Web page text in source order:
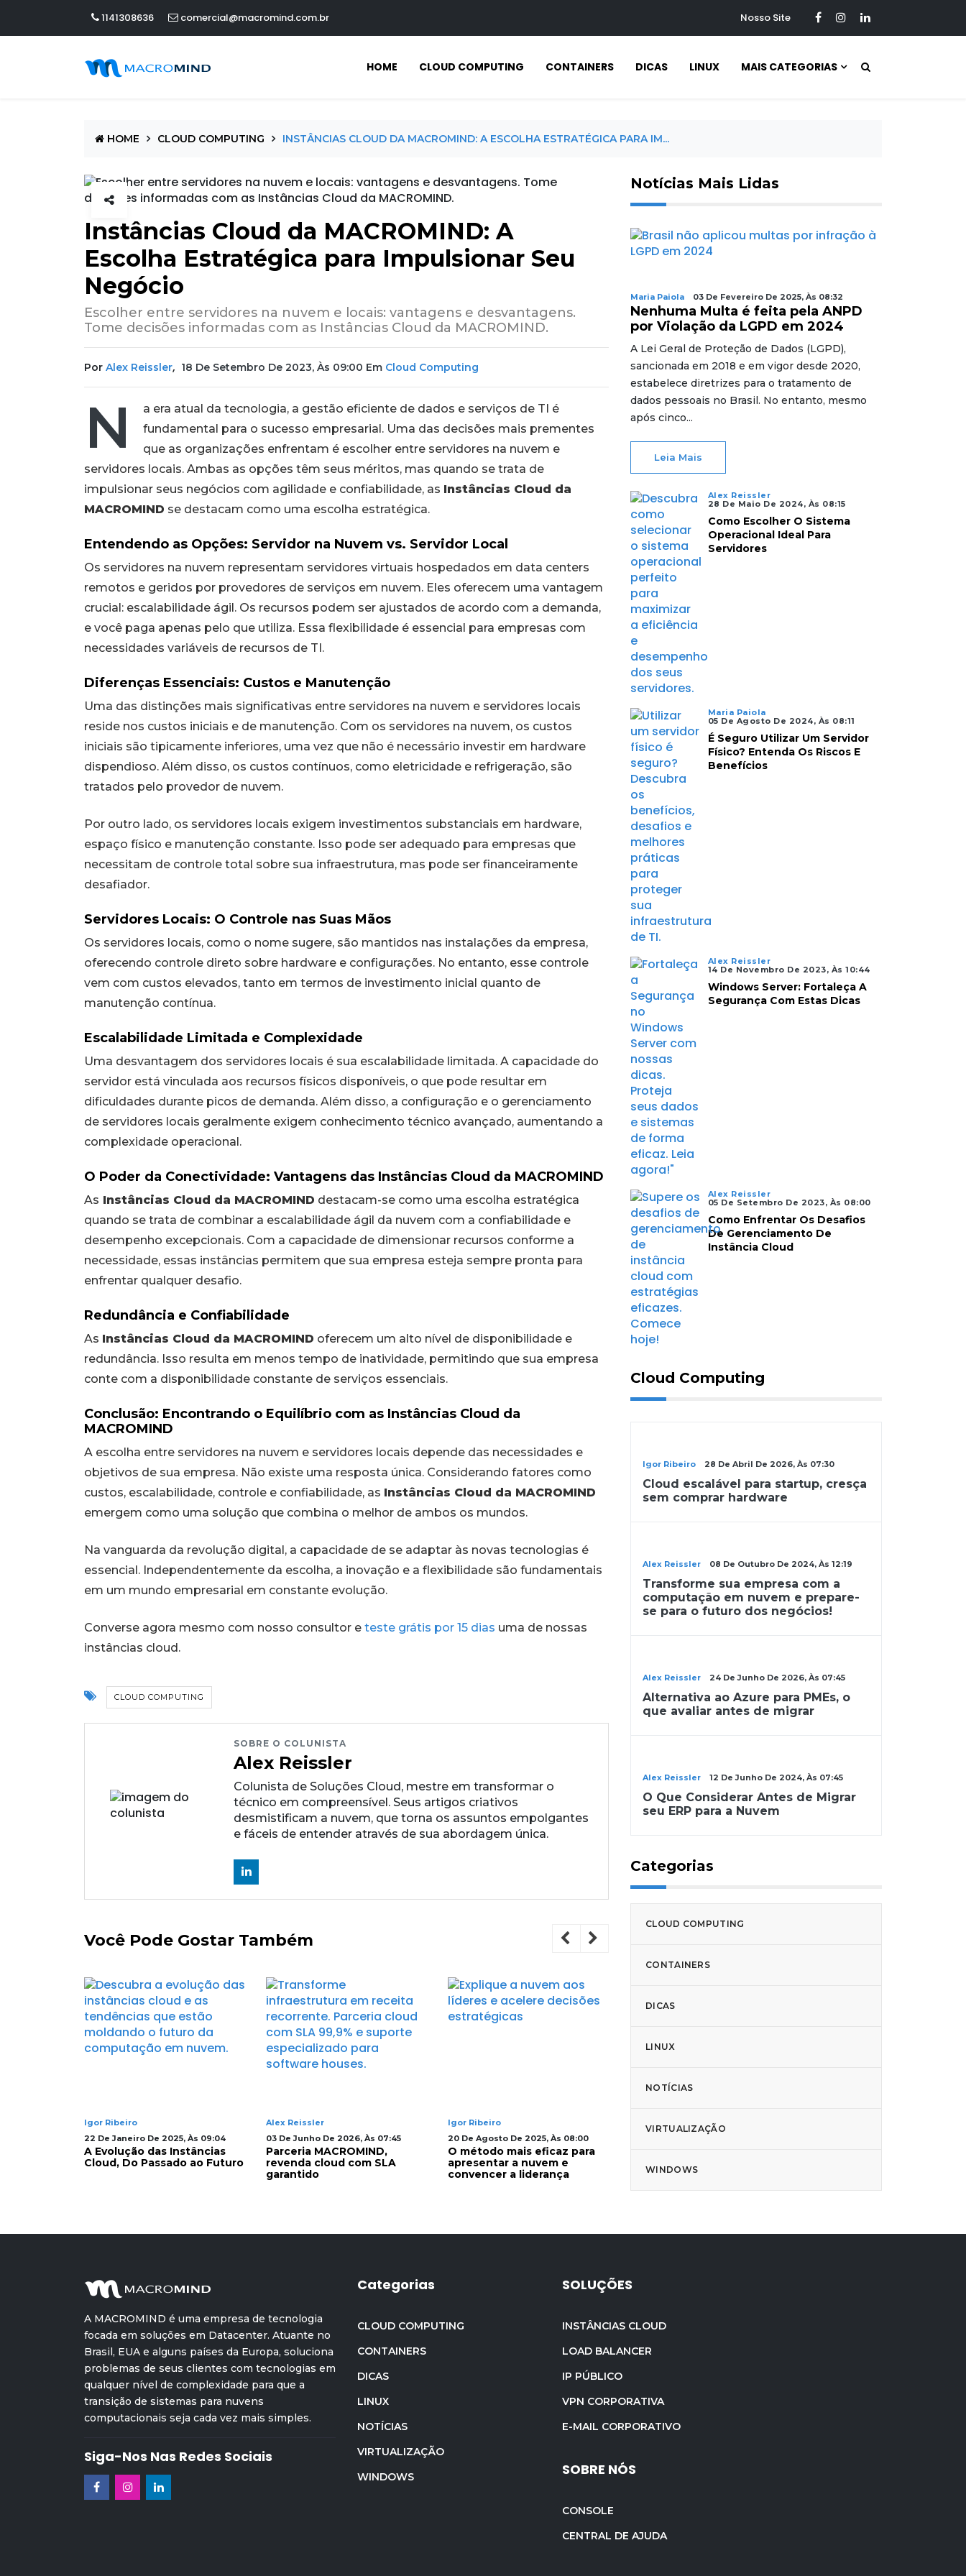
1141308636 comercial@macromind.com.br Nosso Site
HOME CLOUD COMPUTING CONTAINERS DICAS LINUX MAIS CATEGORIAS
HOME CLOUD COMPUTING INSTÂNCIAS CLOUD DA MACROMIND: A ESCOLHA ESTRATÉGICA PARA IM...
Instâncias Cloud da MACROMIND: A
Escolha Estratégica para Impulsionar Seu
Negócio
Escolher entre servidores na nuvem e locais: vantagens e desvantagens.
Tome decisões informadas com as Instâncias Cloud da MACROMIND.
Por Alex Reissler, 18 De Setembro De 2023, Às 09:00 Em Cloud Computing
N
a era atual da tecnologia, a gestão eficiente de dados e serviços de TI é
fundamental para o sucesso empresarial. Uma das decisões mais prementes
que as organizações enfrentam é escolher entre servidores na nuvem e
servidores locais. Ambas as opções têm seus méritos, mas quando se trata de
impulsionar seus negócios com agilidade e confiabilidade, as Instâncias Cloud da
MACROMIND se destacam como uma escolha estratégica.
Entendendo as Opções: Servidor na Nuvem vs. Servidor Local
Os servidores na nuvem representam servidores virtuais hospedados em data centers
remotos e geridos por provedores de serviços em nuvem. Eles oferecem uma vantagem
crucial: escalabilidade ágil. Os recursos podem ser ajustados de acordo com a demanda,
e você paga apenas pelo que utiliza. Essa flexibilidade é essencial para empresas com
necessidades variáveis de recursos de TI.
Diferenças Essenciais: Custos e Manutenção
Uma das distinções mais significativas entre servidores na nuvem e servidores locais
reside nos custos iniciais e de manutenção. Com os servidores na nuvem, os custos
iniciais são tipicamente inferiores, uma vez que não é necessário investir em hardware
dispendioso. Além disso, os custos contínuos, como eletricidade e refrigeração, são
tratados pelo provedor de nuvem.
Por outro lado, os servidores locais exigem investimentos substanciais em hardware,
espaço físico e manutenção constante. Isso pode ser adequado para empresas que
necessitam de controle total sobre sua infraestrutura, mas pode ser financeiramente
desafiador.
Servidores Locais: O Controle nas Suas Mãos
Os servidores locais, como o nome sugere, são mantidos nas instalações da empresa,
oferecendo controle direto sobre hardware e configurações. No entanto, esse controle
vem com custos elevados, tanto em termos de investimento inicial quanto de
manutenção contínua.
Escalabilidade Limitada e Complexidade
Uma desvantagem dos servidores locais é sua escalabilidade limitada. A capacidade do
servidor está vinculada aos recursos físicos disponíveis, o que pode resultar em
dificuldades durante picos de demanda. Além disso, a configuração e o gerenciamento
de servidores locais geralmente exigem conhecimento técnico avançado, aumentando a
complexidade operacional.
O Poder da Conectividade: Vantagens das Instâncias Cloud da MACROMIND
As Instâncias Cloud da MACROMIND destacam-se como uma escolha estratégica
quando se trata de combinar a escalabilidade ágil da nuvem com a confiabilidade e
desempenho excepcionais. Com a capacidade de dimensionar recursos conforme a
necessidade, essas instâncias permitem que sua empresa esteja sempre pronta para
enfrentar qualquer desafio.
Redundância e Confiabilidade
As Instâncias Cloud da MACROMIND oferecem um alto nível de disponibilidade e
redundância. Isso resulta em menos tempo de inatividade, permitindo que sua empresa
conte com a disponibilidade constante de serviços essenciais.
Conclusão: Encontrando o Equilíbrio com as Instâncias Cloud da
MACROMIND
A escolha entre servidores na nuvem e servidores locais depende das necessidades e
objetivos de sua empresa. Não existe uma resposta única. Considerando fatores como
custos, escalabilidade, controle e confiabilidade, as Instâncias Cloud da MACROMIND
emergem como uma solução que combina o melhor de ambos os mundos.
Na vanguarda da revolução digital, a capacidade de se adaptar às novas tecnologias é
essencial. Independentemente da escolha, a inovação e a flexibilidade são fundamentais
em um mundo empresarial em constante evolução.
Converse agora mesmo com nosso consultor e teste grátis por 15 dias uma de nossas
instâncias cloud.
CLOUD COMPUTING
SOBRE O COLUNISTA
Alex Reissler
Colunista de Soluções Cloud, mestre em transformar o
técnico em compreensível. Seus artigos criativos
desmistificam a nuvem, que torna os assuntos empolgantes
e fáceis de entender através de sua abordagem única.
Você Pode Gostar Também
Igor Ribeiro
22 De Janeiro De 2025, Às 09:04
A Evolução das Instâncias
Cloud, Do Passado ao Futuro
Alex Reissler
03 De Junho De 2026, Às 07:45
Parceria MACROMIND,
revenda cloud com SLA
garantido
Igor Ribeiro
20 De Agosto De 2025, Às 08:00
O método mais eficaz para
apresentar a nuvem e
convencer a liderança
Notícias Mais Lidas
Maria Paiola 03 De Fevereiro De 2025, Às 08:32
Nenhuma Multa é feita pela ANPD
por Violação da LGPD em 2024
A Lei Geral de Proteção de Dados (LGPD),
sancionada em 2018 e em vigor desde 2020,
estabelece diretrizes para o tratamento de
dados pessoais no Brasil. No entanto, mesmo
após cinco...
Leia Mais
Alex Reissler
28 De Maio De 2024, Às 08:15
Como Escolher O Sistema
Operacional Ideal Para
Servidores
Maria Paiola
05 De Agosto De 2024, Às 08:11
É Seguro Utilizar Um Servidor
Físico? Entenda Os Riscos E
Benefícios
Alex Reissler
14 De Novembro De 2023, Às 10:44
Windows Server: Fortaleça A
Segurança Com Estas Dicas
Alex Reissler
05 De Setembro De 2023, Às 08:00
Como Enfrentar Os Desafios
De Gerenciamento De
Instância Cloud
Cloud Computing
Igor Ribeiro 28 De Abril De 2026, Às 07:30
Cloud escalável para startup, cresça
sem comprar hardware
Alex Reissler 08 De Outubro De 2024, Às 12:19
Transforme sua empresa com a
computação em nuvem e prepare-
se para o futuro dos negócios!
Alex Reissler 24 De Junho De 2026, Às 07:45
Alternativa ao Azure para PMEs, o
que avaliar antes de migrar
Alex Reissler 12 De Junho De 2024, Às 07:45
O Que Considerar Antes de Migrar
seu ERP para a Nuvem
Categorias
CLOUD COMPUTING
CONTAINERS
DICAS
LINUX
NOTÍCIAS
VIRTUALIZAÇÃO
WINDOWS
A MACROMIND é uma empresa de tecnologia
focada em soluções em Datacenter. Atuante no
Brasil, EUA e alguns países da Europa, soluciona
problemas de seus clientes com tecnologias em
qualquer nível de complexidade para que a
transição de sistemas para nuvens
computacionais seja cada vez mais simples.
Siga-Nos Nas Redes Sociais
Categorias
CLOUD COMPUTING
CONTAINERS
DICAS
LINUX
NOTÍCIAS
VIRTUALIZAÇÃO
WINDOWS
SOLUÇÕES
INSTÂNCIAS CLOUD
LOAD BALANCER
IP PÚBLICO
VPN CORPORATIVA
E-MAIL CORPORATIVO
SOBRE NÓS
CONSOLE
CENTRAL DE AJUDA